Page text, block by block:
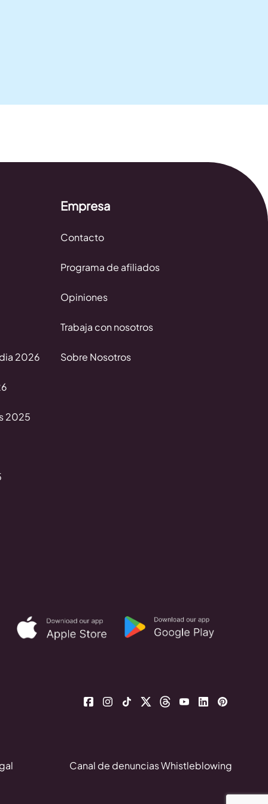
2026
2025
Empresa
Contacto
Programa de afiliados
Opiniones
Trabaja con nosotros
Sobre Nosotros
Canal de denuncias Whistleblowing